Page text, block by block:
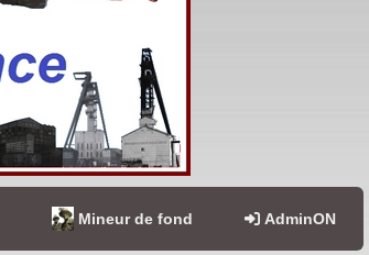
Mineur de fond AdminON